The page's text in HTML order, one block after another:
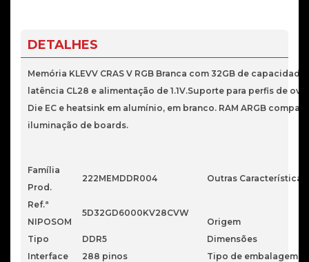
(2X16GB)
CL28
KLEVV
CRAS
V
DETALHES
Memória KLEVV CRAS V RGB Branca com 32GB de
latência CL28 e alimentação de 1.1V.Suporte para perfis de
Die EC e heatsink em alumínio, em branco. RAM ARGB
iluminação de boards.
Família
Prod.
222MEMDDR004
Ref.ª
NIPOSOM
5D32GD6000KV28CVW
Tipo
DDR5
Interface
288 pinos
Outras Características
Origem
Dimensões
Tipo de embalagem